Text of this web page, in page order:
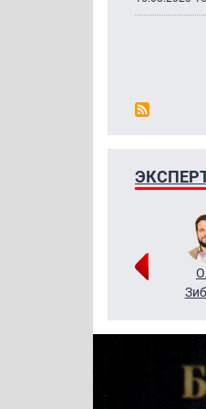
Григорий